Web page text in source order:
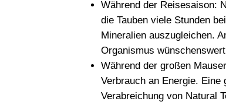
Während der Reisesaison:
die Tauben viele Stunden
Mineralien auszugleichen.
Organismus
Während der großen
Verbrauch an Energie.
Verabreichung von Natural